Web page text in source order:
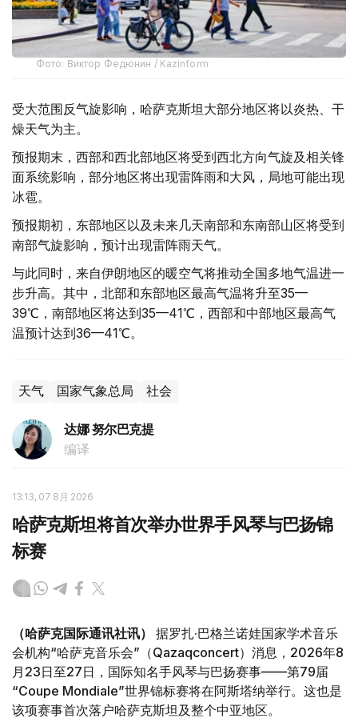
Фото: Виктор Федюнин / Kazinform
受大范围反气旋影响，哈萨克斯坦大部分地区将以炎热、干
燥天气为主。
预报期末，西部和西北部地区将受到西北方向气旋及相关锋
面系统影响，部分地区将出现雷阵雨和大风，局地可能出现
冰雹。
预报期初，东部地区以及未来几天南部和东南部山区将受到
南部气旋影响，预计出现雷阵雨天气。
与此同时，来自伊朗地区的暖空气将推动全国多地气温进一
步升高。其中，北部和东部地区最高气温将升至35—
39℃，南部地区将达到35—41℃，西部和中部地区最高气
温预计达到36—41℃。
天气 国家气象总局 社会
达娜 努尔巴克提
编译
13:13, 07 8月 2026
哈萨克斯坦将首次举办世界手风琴与巴扬锦
标赛
（哈萨克国际通讯社讯）
据罗扎·巴格兰诺娃国家学术音乐
会机构“哈萨克音乐会”（Qazaqconcert）消息，2026年8
月23日至27日，国际知名手风琴与巴扬赛事——第79届
“Coupe Mondiale”世界锦标赛将在阿斯塔纳举行。这也是
该项赛事首次落户哈萨克斯坦及整个中亚地区。